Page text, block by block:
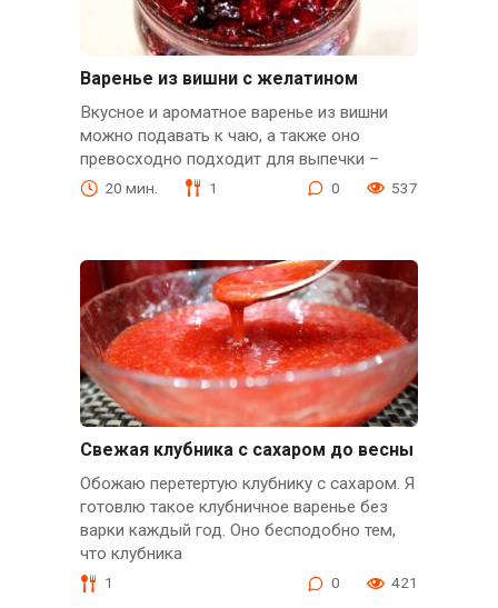
Варенье из вишни с желатином
Вкусное и ароматное варенье из вишни
можно подавать к чаю, а также оно
превосходно подходит для выпечки –
20 мин. 1 0 537
Свежая клубника с сахаром до весны
Обожаю перетертую клубнику с сахаром. Я
готовлю такое клубничное варенье без
варки каждый год. Оно бесподобно тем,
что клубника
1 0 421